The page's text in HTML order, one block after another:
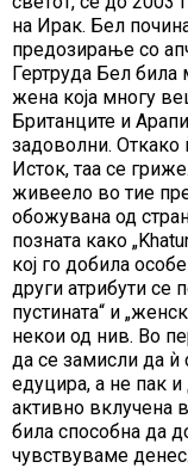
на Ирак. Бел
предозирање со
Гертруда Бел била
жена која многу
Британците и
задоволни. Откако
Исток, таа се
живеело во тие
обожувана од
позната како
кој го добила
други атрибути се
пустината“ и
некои од нив. Во
да се замисли да
едуцира, а не пак и
активно вклучена
била способна да
чувствуваме